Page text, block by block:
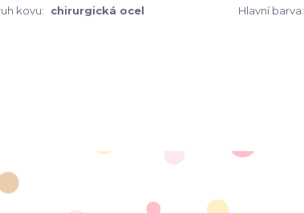
kovu:
chirurgická ocel Hlavní barva: